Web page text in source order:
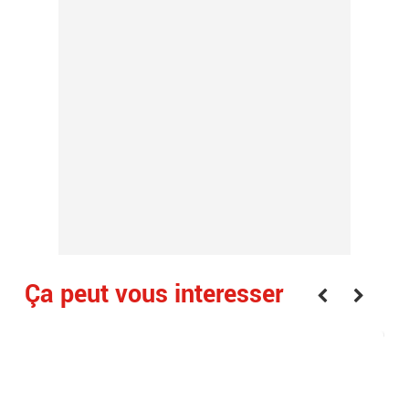
Ça peut vous interesser